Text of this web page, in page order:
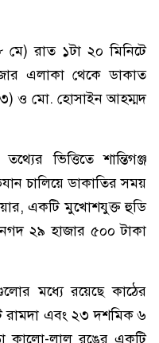
মে) রাত ১টা ২০ মিনিটে
এলাকা থেকে ডাকাত
ও মো. হোসাইন আহম্মদ
ভিত্তিতে শান্তিগঞ্জ
চালিয়ে ডাকাতির সময়
একটি মুখোশযুক্ত হুডি
২৯ হাজার ৫০০ টাকা
মধ্যে রয়েছে কাঠের
রামদা এবং ২৩ দশমিক ৬
কালো-লাল রঙের একটি